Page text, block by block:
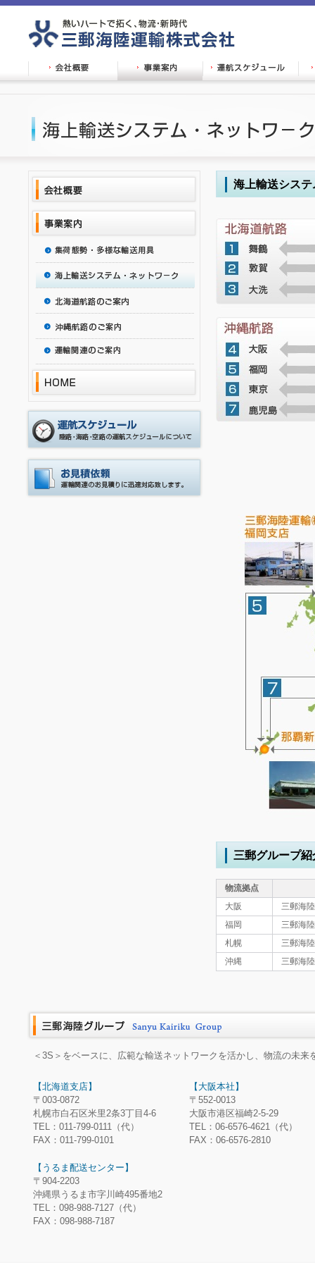
海上輸送シス
三郵グループ紹
物流拠点
大阪
三郵海
福岡
三郵海
札幌
三郵海
沖縄
三郵海
＜3S＞をベースに、広範な輸送ネットワークを活かし、物流の未来
【北海道支店】
〒003-0872
札幌市白石区米里2条3丁目4-6
TEL：011-799-0111（代）
FAX：011-799-0101
【うるま配送センター】
〒904-2203
沖縄県うるま市字川崎495番地2
TEL：098-988-7127（代）
FAX：098-988-7187
【大阪本社】
〒552-0013
大阪市港区福崎2-5-29
TEL：06-6576-4621（代）
FAX：06-6576-2810